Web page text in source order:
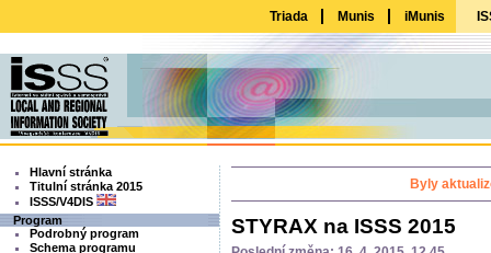
Triada Munis iMunis
Hlavní stránka
Titulní stránka 2015
ISSS/V4DIS
Program
Podrobný program
Schema programu
Byly
STYRAX na ISSS 2015